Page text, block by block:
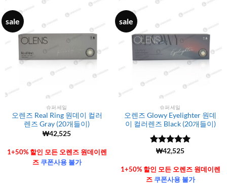
sale
슈퍼세일
오렌즈 Real Ring 원데이 컬러
렌즈 Gray (20개들이)
₩42,525
1+50% 할인 모든 오렌즈 원데이렌
즈 쿠폰사용 불가
sale
슈퍼세일
오렌즈 Glowy Eyelighter 원데
이 컬러렌즈 Black (20개들이)
5 중에서
가됨
(6106)
₩42,525
1+50% 할인 모든 오렌즈 원데이렌
즈 쿠폰사용 불가